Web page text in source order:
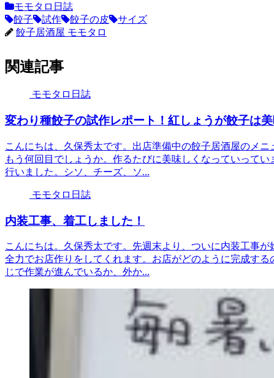
モモタロ日誌
餃子
試作 餃子の皮
サイズ
餃子居酒屋 モモタロ
関連記事
モモタロ日誌
変わり種餃子の試作レポート！紅しょうが餃子は美
こんにちは、久保秀太です。出店準備中の餃子居酒屋のメ
もう何回目でしょうか。作るたびに美味しくなっていって
行いました。シソ、チーズ、ソ...
モモタロ日誌
内装工事、着工しました！
こんにちは。久保秀太です。先週末より、ついに内装工事
全力でお店作りをしてくれます。お店がどのように完成す
じで作業が進んでいるか、外か...